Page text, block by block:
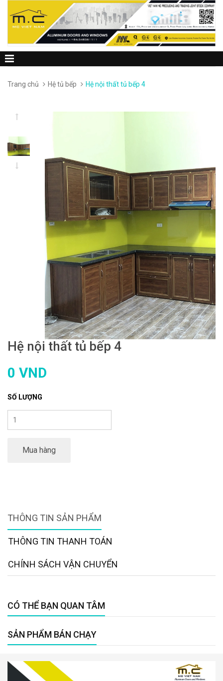
Trang chủ Hệ tủ bếp Hệ nội thất tủ bếp 4
Hệ nội thất tủ bếp 4
0 VND
SỐ LƯỢNG
Mua hàng
THÔNG TIN SẢN PHẨM
THÔNG TIN THANH TOÁN
CHÍNH SÁCH VẬN CHUYỂN
CÓ THỂ BẠN QUAN TÂM
SẢN PHẨM BÁN CHẠY